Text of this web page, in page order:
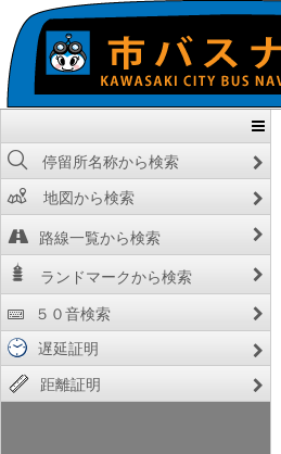
停留所名称から検索
地図から検索
路線一覧から検索
ランドマークから検索
５０音検索
遅延証明
距離証明